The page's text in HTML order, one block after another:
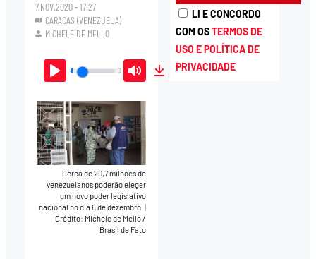
7.NOV.2020 - 17:27
CARACAS (VENEZUELA)
MICHELE DE MELLO
Play Mute
Cerca de 20,7 milhões de
venezuelanos poderão eleger
um novo poder legislativo
nacional no dia 6 de dezembro.|
Crédito: Michele de Mello /
Brasil de Fato
LI E CONCORDO
COM OSTERMOS DE
USO E POLÍTICA DE
PRIVACIDADE